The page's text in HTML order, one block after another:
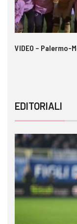
VIDEO – Palermo-
EDITORIALI